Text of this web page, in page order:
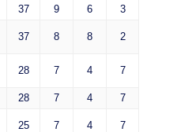
37 9 6 3
37 8 8 2
28 7 4 7
28 7 4 7
25 7 4 7